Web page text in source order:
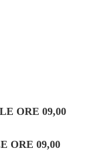
ORE 09,00
ORE 09,00